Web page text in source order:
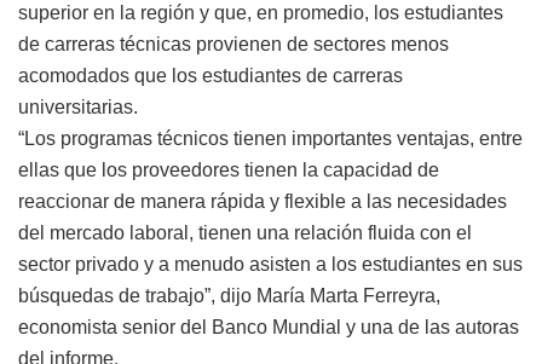
superior en la región y que, en promedio, los estudiantes
de carreras técnicas provienen de sectores menos
acomodados que los estudiantes de carreras
universitarias.
“Los programas técnicos tienen importantes ventajas, entre
ellas que los proveedores tienen la capacidad de
reaccionar de manera rápida y flexible a las necesidades
del mercado laboral, tienen una relación fluida con el
sector privado y a menudo asisten a los estudiantes en sus
búsquedas de trabajo”, dijo María Marta Ferreyra,
economista senior del Banco Mundial y una de las autoras
del informe.